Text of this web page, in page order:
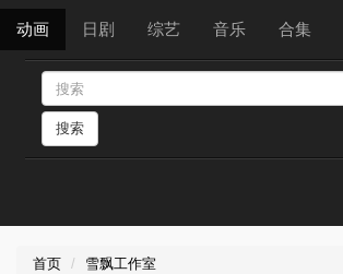
动画 日剧 综艺 音乐 合集
搜索
首页
雪飘工作室